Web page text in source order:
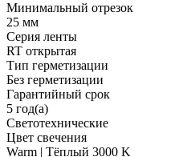
Минимальный отрезок
25 мм
Серия ленты
RT открытая
Тип герметизации
Без герметизации
Гарантийный срок
5 год(а)
Светотехнические
Цвет свечения
Warm | Тёплый 3000 K